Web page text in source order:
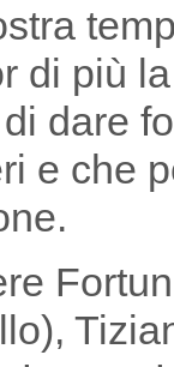
di più
dare
e che